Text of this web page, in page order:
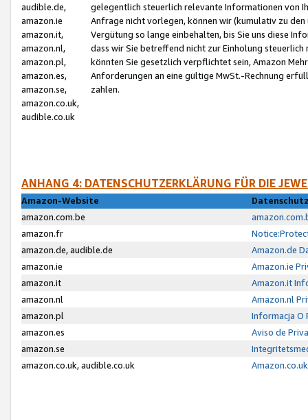
audible.de,
amazon.ie
amazon.it,
amazon.nl,
amazon.pl,
amazon.es,
amazon.se,
amazon.co.uk,
audible.co.uk
gelegentlich steuerlich relevante Informationen von
Anfrage nicht vorlegen, können wir (kumulativ zu
Vergütung so lange einbehalten, bis Sie uns diese
dass wir Sie betreffend nicht zur Einholung
könnten Sie gesetzlich verpflichtet sein, Amazon
Anforderungen an eine gültige MwSt.-Rechnung
zahlen.
ANHANG 4: DATENSCHUTZERKLÄRUNG FÜR DIE
Amazon-Website
amazon.com.be
amazon.fr
amazon.de, audible.de
Amazon.de
amazon.ie
Amazon.ie
amazon.it
Amazon.it
amazon.nl
Amazon.nl
amazon.pl
Informacja O
amazon.es
Aviso de
amazon.se
amazon.co.uk, audible.co.uk